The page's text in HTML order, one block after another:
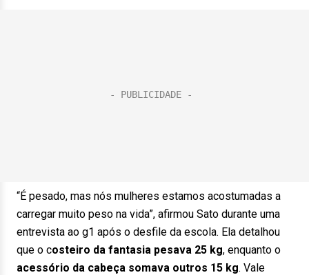
“É pesado, mas nós mulheres estamos acostumadas a
carregar muito peso na vida”, afirmou Sato durante uma
entrevista ao g1 após o desfile da escola. Ela detalhou
que o costeiro da fantasia pesava 25 kg, enquanto o
acessório da cabeça somava outros 15 kg. Vale